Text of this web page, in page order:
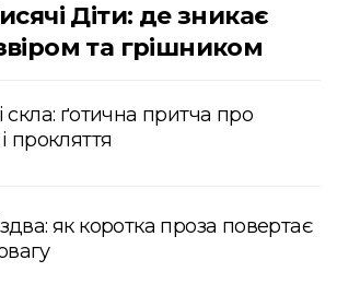
Діти: де зникає
та грішником
скла: ґотична притча про
прокляття
як коротка проза повертає